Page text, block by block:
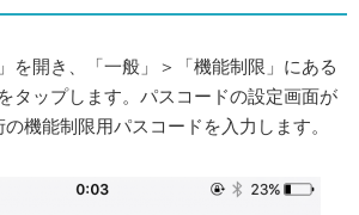
を開き、「一般」＞「機能制限」にある
タップします。パスコードの設定画面が
機能制限用パスコードを入力します。